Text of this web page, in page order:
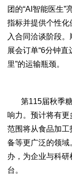
团的“AI智能医生
指标并提供个性
入合同洽谈阶段
展会订单“6分钟直
里”的运输瓶颈。
第115届秋季
响力。预计将有
范围将从食品加
备等更广泛的领
办，为企业与科
台。